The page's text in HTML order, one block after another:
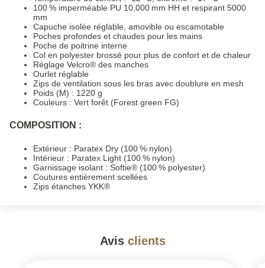
100 % imperméable PU 10.000 mm HH et respirant 5000
mm
Capuche isolée réglable, amovible ou escamotable
Poches profondes et chaudes pour les mains
Poche de poitrine interne
Col en polyester brossé pour plus de confort et de chaleur
Réglage Velcro® des manches
Ourlet réglable
Zips de ventilation sous les bras avec doublure en mesh
Poids (M) : 1220 g
Couleurs : Vert forêt (Forest green FG)
COMPOSITION :
Extérieur : Paratex Dry (100 % nylon)
Intérieur : Paratex Light (100 % nylon)
Garnissage isolant : Softie® (100 % polyester)
Coutures entièrement scellées
Zips étanches YKK®
Avis clients